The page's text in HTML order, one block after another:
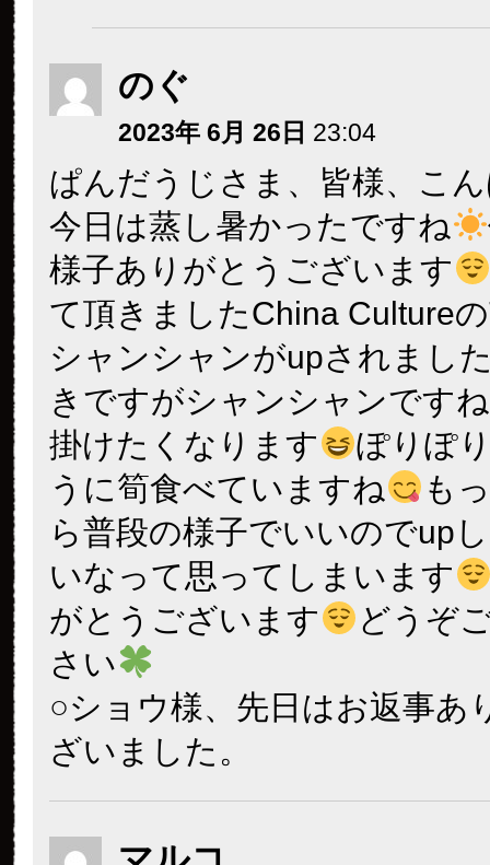
のぐ
2023年 6月 26日 23:04
ぱんだうじさま、皆様、こ
今日は蒸し暑かったですね
様子ありがとうございます
て頂きましたChina Culture
シャンシャンがupされまし
きですがシャンシャンです
掛けたくなります
ぽりぽ
うに筍食べていますね
も
ら普段の様子でいいのでup
いなって思ってしまいます
がとうございます
どうぞ
さい
○ショウ様、先日はお返事あ
ざいました。